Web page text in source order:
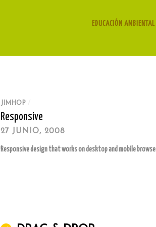
EDUCACIÓN
JIMHOP
Responsive
27 JUNIO, 2008
Responsive design that works on desktop and mobile